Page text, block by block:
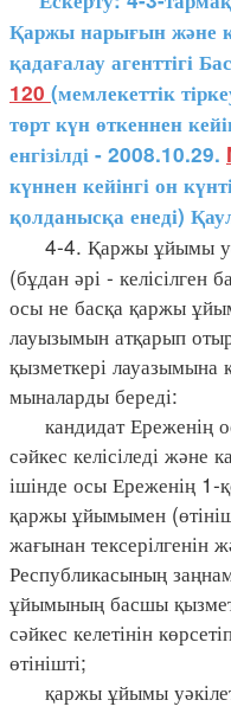
Қаржы нарығын және
қадағалау агенттігі
120 (мемлекеттік
төрт күн өткеннен
енгізілді - 2008.10.29.
күннен кейінгі он
қолданысқа енеді)
4-4. Қаржы ұйымы
(бұдан әрі - келісілген
осы не басқа қаржы
лауызымын атқарып
қызметкері лауазымына
мыналарды береді:
кандидат Ереженің
сәйкес келісіледі және
ішінде осы Ереженің 1-
қаржы ұйымымен
жағынан тексерілгенін
Республикасының
ұйымының басшы
сәйкес келетінін
өтінішті;
қаржы ұйымы